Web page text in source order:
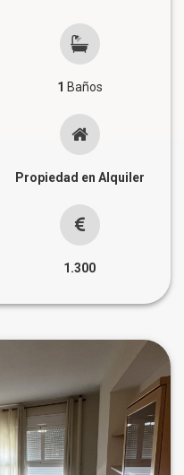
1 Baños
Propiedad en Alquiler
1.300